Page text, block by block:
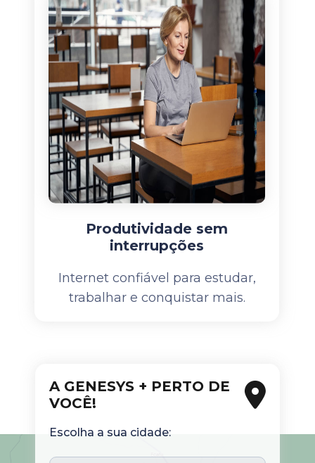
Produtividade sem
interrupções
Internet confiável para estudar,
trabalhar e conquistar mais.
A GENESYS + PERTO DE
VOCÊ!
Escolha a sua cidade: